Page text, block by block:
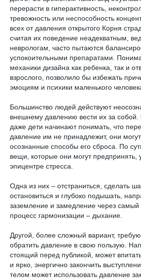
перерасти в гиперактивность,
тревожность или неспособность
всех от давления открытого Корня
считая их поведение неадекватным,
неврологам, часто пытаются
успокоительными препаратами.
механики дизайна как ребенка, так и
взрослого, позволило бы избежать
эмоциям и психики маленького
Большинство людей действуют
внешнему давлению вести их за собой.
даже дети начинают понимать, что
давление им не принадлежит, они
осознанные способы его сброса. По
вещи, которые они могут предпринять,
эпицентре стресса.
Одна из них – отстраниться, сделать
остановиться и глубоко подышать,
заземление и замедление через
процесс гармонизации – дыхание.
Другой, более сложный вариант,
обратить давление в свою пользую.
стоящий перед публикой, может
и ярко, энергично закончить
телом может использовать давление